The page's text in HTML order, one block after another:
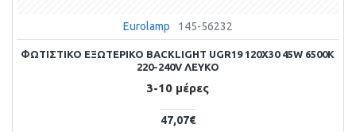
Eurolamp 145-56232
ΦΩΤΙΣΤΙΚΟ ΕΞΩΤΕΡΙΚΟ BACKLIGΗΤ UGR19 120X30 45W 6500Κ
220-240V ΛΕΥΚΟ
3-10 μέρες
47,07€